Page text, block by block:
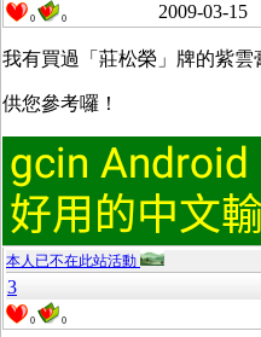
0 0 2009-03-15
我有買過「莊松榮」牌的紫雲
供您參考囉！
本人已不在此站活動
3
0 0